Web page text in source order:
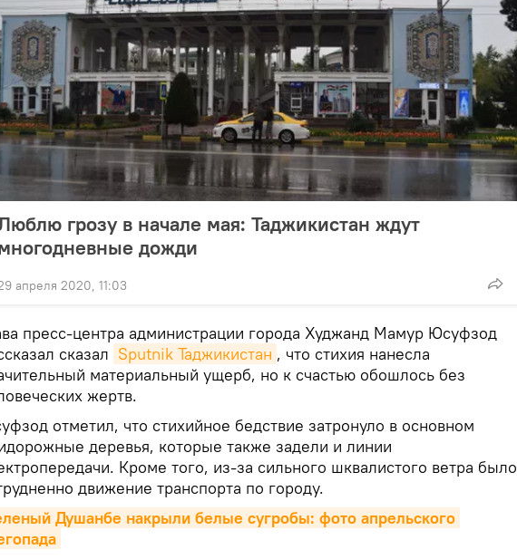
грозу в начале мая: Таджикистан ждут
дожди
апреля 2020, 11:03
пресс-центра администрации города Худжанд Мамур Юсуфзод
сказал Sputnik Таджикистан , что стихия нанесла
материальный ущерб, но к счастью обошлось без
жертв.
отметил, что стихийное бедствие затронуло в основном
деревья, которые также задели и линии
Кроме того, из-за сильного шквалистого ветра было
движение транспорта по городу.
Душанбе накрыли белые сугробы: фото апрельского